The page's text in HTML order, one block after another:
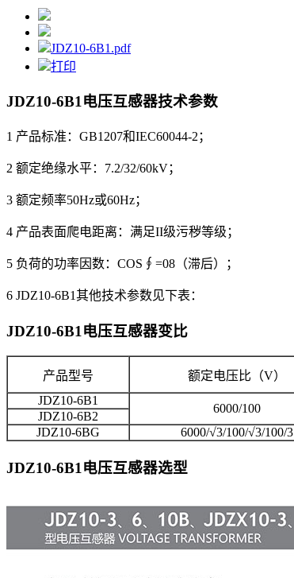
JDZ10-6B1.pdf
打印
JDZ10-6B1电压互感器技术参数
1 产品标准：GB1207和IEC60044-2；
2 额定绝缘水平：7.2/32/60kV；
3 额定频率50Hz或60Hz；
4 产品表面爬电距离：满足II级污秽等级；
5 负荷的功率因数：COS∮=08（滞后）；
6 JDZ10-6B1其他技术参数见下表：
JDZ10-6B1电压互感器变比
产品型号 额定电压比（V）
JDZ10-6B1
6000/100
JDZ10-6B2
JDZ10-6BG
6000/√3/100/√3/100/3
JDZ10-6B1电压互感器选型